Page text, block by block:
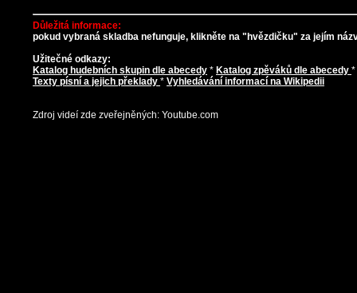
Důležitá informace:
pokud vybraná skladba nefunguje, klikněte na "hvězdičku" za jejím
Užitečné odkazy:
Katalog hudebních skupin dle abecedy * Katalog zpěváků dle abecedy *
Texty písní a jejich překlady * Vyhledávání informací na Wikipedii
Zdroj videí zde zveřejněných: Youtube.com